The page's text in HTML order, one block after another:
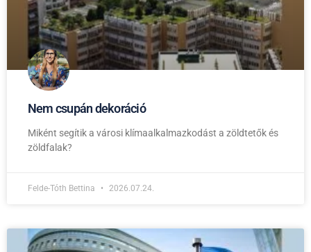
Nem csupán dekoráció
Miként segítik a városi klímaalkalmazkodást a zöldtetők és
zöldfalak?
Felde-Tóth Bettina 2026.07.24.